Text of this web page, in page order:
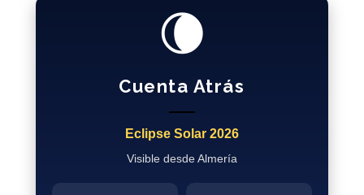
🌘
Cuenta Atrás
Eclipse Solar 2026
Visible desde Almería